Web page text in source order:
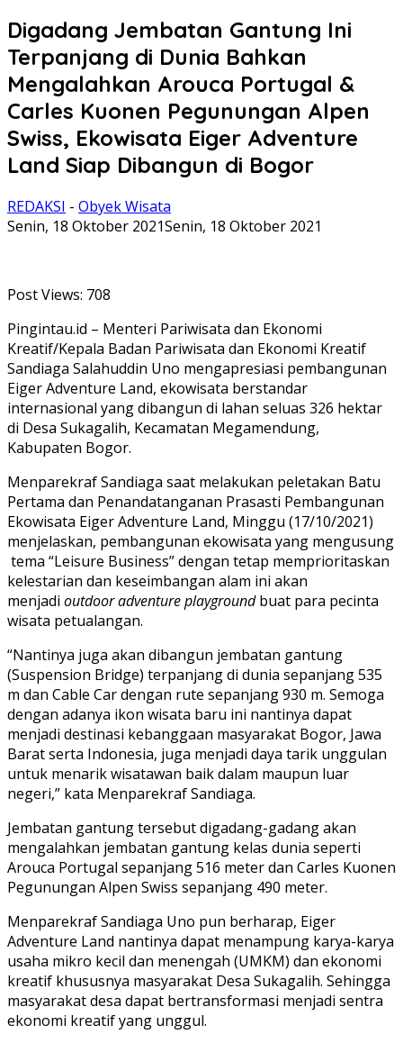
Digadang Jembatan Gantung Ini
Terpanjang di Dunia Bahkan
Mengalahkan Arouca Portugal &
Carles Kuonen Pegunungan Alpen
Swiss, Ekowisata Eiger Adventure
Land Siap Dibangun di Bogor
REDAKSI - Obyek Wisata
Senin, 18 Oktober 2021Senin, 18 Oktober 2021
Post Views: 708
Pingintau.id – Menteri Pariwisata dan Ekonomi
Kreatif/Kepala Badan Pariwisata dan Ekonomi Kreatif
Sandiaga Salahuddin Uno mengapresiasi pembangunan
Eiger Adventure Land, ekowisata berstandar
internasional yang dibangun di lahan seluas 326 hektar
di Desa Sukagalih, Kecamatan Megamendung,
Kabupaten Bogor.
Menparekraf Sandiaga saat melakukan peletakan Batu
Pertama dan Penandatanganan Prasasti Pembangunan
Ekowisata Eiger Adventure Land, Minggu (17/10/2021)
menjelaskan, pembangunan ekowisata yang mengusung
tema “Leisure Business” dengan tetap memprioritaskan
kelestarian dan keseimbangan alam ini akan
menjadi outdoor adventureplaygroundbuat para pecinta
wisata petualangan.
“Nantinya juga akan dibangun jembatan gantung
(Suspension Bridge) terpanjang di dunia sepanjang 535
m dan Cable Car dengan rute sepanjang 930 m. Semoga
dengan adanya ikon wisata baru ini nantinya dapat
menjadi destinasi kebanggaan masyarakat Bogor, Jawa
Barat serta Indonesia, juga menjadi daya tarik unggulan
untuk menarik wisatawan baik dalam maupun luar
negeri,” kata Menparekraf Sandiaga.
Jembatan gantung tersebut digadang-gadang akan
mengalahkan jembatan gantung kelas dunia seperti
Arouca Portugal sepanjang 516 meter dan Carles Kuonen
Pegunungan Alpen Swiss sepanjang 490 meter.
Menparekraf Sandiaga Uno pun berharap, Eiger
Adventure Land nantinya dapat menampung karya-karya
usaha mikro kecil dan menengah (UMKM) dan ekonomi
kreatif khususnya masyarakat Desa Sukagalih. Sehingga
masyarakat desa dapat bertransformasi menjadi sentra
ekonomi kreatif yang unggul.